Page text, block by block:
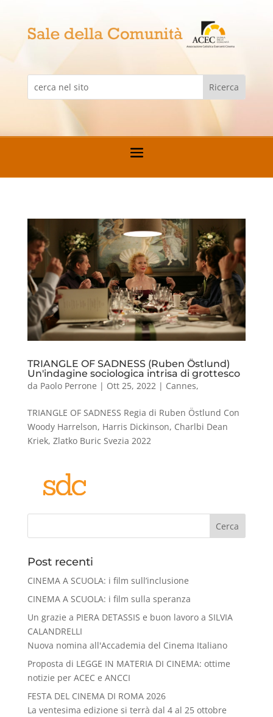
TRIANGLE OF SADNESS (Ruben Östlund)
Un'indagine sociologica intrisa di grottesco
da Paolo Perrone | Ott 25, 2022| Cannes,
TRIANGLE OF SADNESS Regia di Ruben Östlund Con
Woody Harrelson, Harris Dickinson, Charlbi Dean
Kriek, Zlatko Buric Svezia 2022
Cerca
Post recenti
CINEMA A SCUOLA: i film sull’inclusione
CINEMA A SCUOLA: i film sulla speranza
Un grazie a PIERA DETASSIS e buon lavoro a SILVIA
CALANDRELLI
Nuova nomina all'Accademia del Cinema Italiano
Proposta di LEGGE IN MATERIA DI CINEMA: ottime
notizie per ACEC e ANCCI
FESTA DEL CINEMA DI ROMA 2026
La ventesima edizione si terrà dal 4 al 25 ottobre